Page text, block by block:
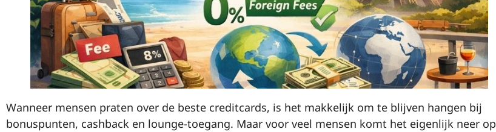
Wanneer mensen praten over de beste creditcards, is het makkelijk om te blijven hangen bij
bonuspunten, cashback en lounge-toegang. Maar voor veel mensen komt het eigenlijk neer op